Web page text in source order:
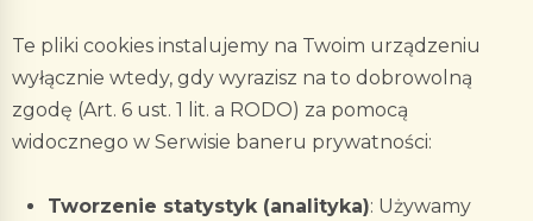
Te pliki cookies instalujemy na Twoim urządzeniu
wyłącznie wtedy, gdy wyrazisz na to dobrowolną
zgodę (Art. 6 ust. 1 lit. a RODO) za pomocą
widocznego w Serwisie baneru prywatności:
Tworzenie statystyk (analityka): Używamy